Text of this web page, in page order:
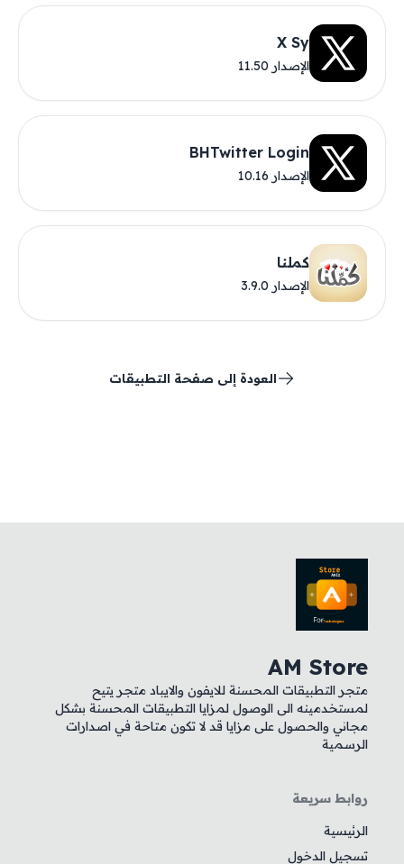
X Sy
الإصدار 11.50
BHTwitter Login
الإصدار 10.16
كملنا
الإصدار 3.9.0
العودة إلى صفحة التطبيقات
AM Store
متجر التطبيقات المحسنة للايفون والايباد متجر يتيح
لمستخدمينه الى الوصول لمزايا التطبيقات المحسنة بشكل
مجاني والحصول على مزايا قد لا تكون متاحة في اصدارات
الرسمية
روابط سريعة
الرئيسية
تسجيل الدخول